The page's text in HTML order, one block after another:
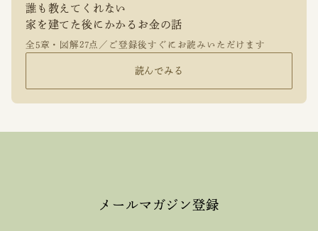
誰も教えてくれない
家を建てた後にかかるお金の話
全5章・図解27点／ご登録後すぐにお読みいただけます
読んでみる
メールマガジン登録